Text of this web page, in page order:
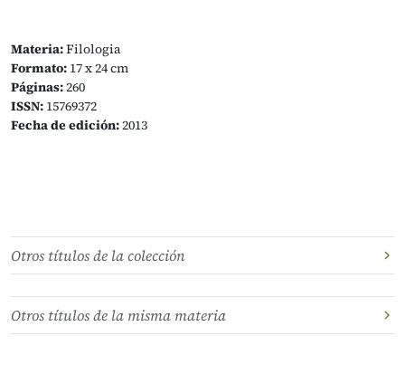
Materia:Filologia
Formato: 17 x 24 cm
Páginas:260
ISSN: 15769372
Fecha de edición:2013
Otros títulos de la colección
Otros títulos de la misma materia